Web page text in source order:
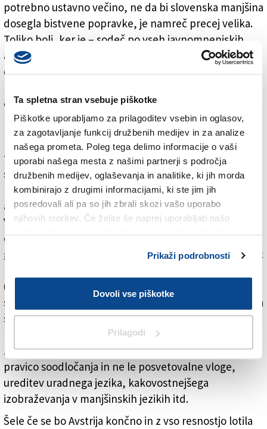
Ta spletna stran vsebuje piškotke
Piškotke uporabljamo za prilagoditev vsebin in oglasov,
za zagotavljanje funkcij družbenih medijev in za analize
našega prometa. Poleg tega delimo informacije o vaši
uporabi našega mesta z našimi partnerji s področja
družbenih medijev, oglaševanja in analitike, ki jih morda
kombinirajo z drugimi informacijami, ki ste jim jih
posredovali ali pa so jih zbrali skozi vašo uporabo
njihovih storitev. Če želite še naprej uporabljati našo
Prikaži podrobnosti
Dovoli vse piškotke
Prilagodi
potrebno ustavno večino, ne da bi slovenska manjšina
dosegla bistvene popravke, je namreč precej velika.
Toliko bolj, ker je – sodeč po vseh javnomnenjskih
anketah – zelo verjetno, da bo naslednja vlada z
desničarskimi svobodnjaki (FPÖ) in »ljudskim
osnutek, ki je zdaj na mizi, zavrnila.
Kakor koli že: vladni osnutek o dvojezičnem sodstvu
na Koroškem je za manjšino le »začetni paket«
tekočih pogajanj o noveli petdeset let starega in
skrajno restriktivnega zakona o narodnih skupnostih,
kot je poudarila tudi državna poslanka zelenih v
avstrijskem parlamentu, koroška Slovenka Olga
Voglauer. Osnutek sicer vsaj delno uresničuje
dolgoletne zahteve koroških Slovencev in
gradiščanskih Hrvatov, vendar razvoj zakonskih pravic
upoštevati tudi potrebe drugih narodnih in jezikovnih
skupnosti v Avstriji. Tako poleg sodstva ostajajo odprta
še številna druga ključna vprašanja. Na primer
krepitev vloge narodnostnih sosvetov pri uradu
zveznega kanclerja, ki bi morali imeti dejansko
pravico soodločanja in ne le posvetovalne vloge,
ureditev uradnega jezika, kakovostnejšega
izobraževanja v manjšinskih jezikih itd.
Šele če se bo Avstrija končno in z vso resnostjo lotila